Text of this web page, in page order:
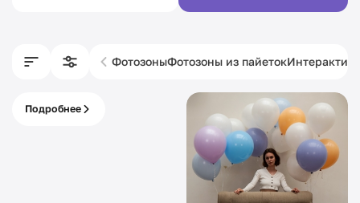
ФотозоныФотозоны из пайеток
Подробнее